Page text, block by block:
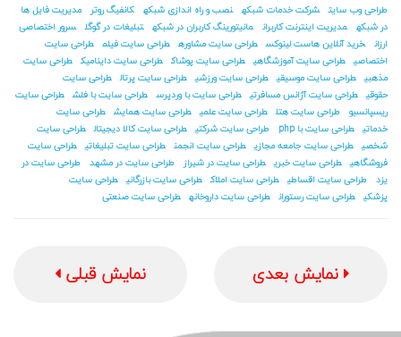
طراحی وب سایت شرکت خدمات شبکه نصب و راه اندازی شبکه کانفیگ روتر
مدیریت فایل ها
در شبکه مدیریت اینترنت کاربران مانیتورینگ کاربران در شبکه تبلیغات در گوگل سرور اختصاصی
ارزان خرید آنلاین هاست لینوکس طراحی سایت مشاوره طراحی سایت فیلم طراحی سایت
اختصاصی طراحی سایت آموزشگاهی طراحی سایت پوشاک طراحی سایت داینامیک طراحی سایت
مذهبی طراحی سایت موسیقی طراحی سایت ورزشی طراحی سایت پرتال طراحی سایت
حقوقی طراحی سایت آژانس مسافرتی طراحی سایت با وردپرس طراحی سایت با فلش طراحی سایت
ریسپانسیو طراحی سایت هتل طراحی سایت علمی طراحی سایت همایش طراحی سایت
خدماتی طراحی سایت با php طراحی سایت شرکتی طراحی سایت کالا دیجیتال طراحی سایت
شخصی طراحی سایت جامعه مجازی طراحی سایت انجمن طراحی سایت تبلیغاتی طراحی سایت
فروشگاهی طراحی سایت خبری طراحی سایت در شیراز طراحی سایت در مشهد طراحی سایت در
یزد طراحی سایت اقساطی طراحی سایت املاک طراحی سایت بازرگانی طراحی سایت
پزشکی طراحی سایت رستوران طراحی سایت داروخانه طراحی سایت صنعتی
نمایش بعدی نمایش قبلی